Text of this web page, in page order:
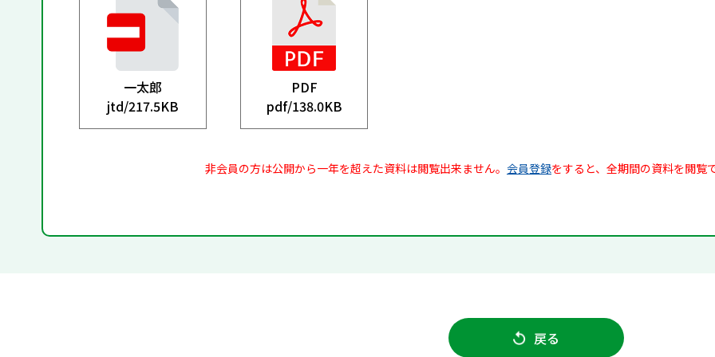
一太郎
jtd/217.5KB
PDF
pdf/138.0KB
非会員の方は公開から一年を超えた資料は閲覧出来ません。 会員登録をすると、全期間の資料を閲覧
戻る